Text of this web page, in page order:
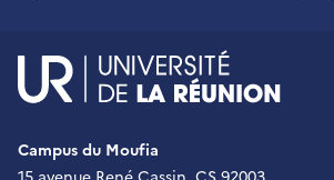
Campus du Moufia